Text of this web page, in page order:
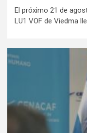
El próximo 21 de
LU1 VOF de Viedma